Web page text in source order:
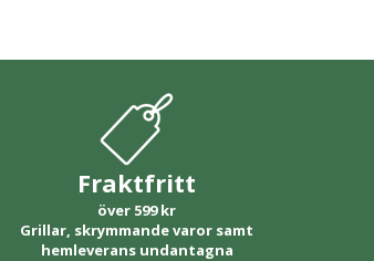
Fraktfritt
över 599 kr
Grillar, skrymmande varor samt
hemleverans undantagna